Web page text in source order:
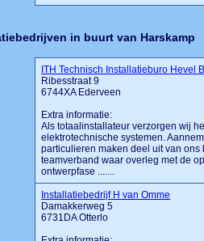
in buurt van Harskamp
ITH Technisch Installatieburo Hevel
Ribesstraat 9
6744XA Ederveen
Extra informatie:
Als totaalinstallateur verzorgen wij
elektrotechnische systemen.
particulieren maken deel uit van
teamverband waar overleg met de
ontwerpfase .......
Installatiebedrijf H van Omme
Damakkerweg 5
6731DA Otterlo